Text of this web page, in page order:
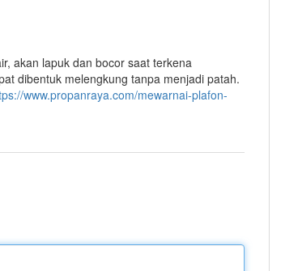
akan lapuk dan bocor saat terkena
dibentuk melengkung tanpa menjadi patah.
www.propanraya.com/mewarnai-plafon-